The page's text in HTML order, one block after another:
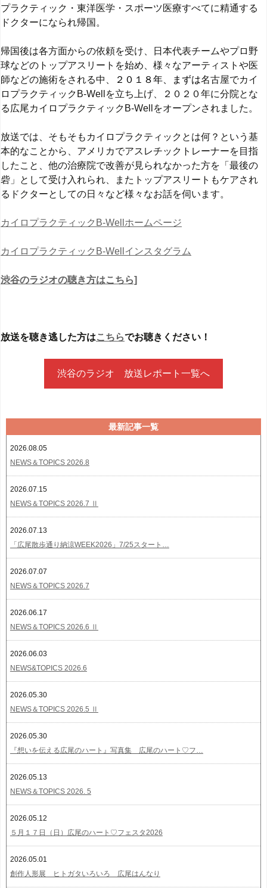
プラクティック・東洋医学・スポーツ医療すべてに精通する
ドクターになられ帰国。
帰国後は各方面からの依頼を受け、日本代表チームやプロ野
球などのトップアスリートを始め、様々なアーティストや医
師などの施術をされる中、
２０１８年、まずは名古屋でカイ
ロプラクティックB-Wellを立ち上げ、２０２０年に分院とな
る広尾カイロプラクティックB-Wellをオープンされました。
放送では、そもそもカイロプラクティックとは何？という基
本的なことから、アメリカでアスレチックトレーナーを目指
したこと、他の治療院で改善が見られなかった方を「最後の
砦」として受け入れられ、またトップアスリートもケアされ
るドクターとしての日々など様々なお話を伺います。
カイロプラクティックB-Wellホームページ
カイロプラクティックB-Wellインスタグラム
渋谷のラジオの聴き方はこちら]
放送を聴き逃した方はこちらでお聴きください！
渋谷のラジオ 放送レポート一覧へ
最新記事一覧
2026.08.05
NEWS＆TOPICS 2026.8
2026.07.15
NEWS＆TOPICS 2026.7 Ⅱ
2026.07.13
「広尾散歩通り納涼WEEK2026」7/25スタート…
2026.07.07
NEWS＆TOPICS 2026.7
2026.06.17
NEWS＆TOPICS 2026.6 Ⅱ
2026.06.03
NEWS&TOPICS 2026.6
2026.05.30
NEWS＆TOPICS 2026.5 Ⅱ
2026.05.30
『想いを伝える広尾のハート』写真集 広尾のハート♡フ…
2026.05.13
NEWS＆TOPICS 2026. 5
2026.05.12
５月１７日（日）広尾のハート♡フェスタ2026
2026.05.01
創作人形展 ヒトガタいろいろ 広尾はんなり